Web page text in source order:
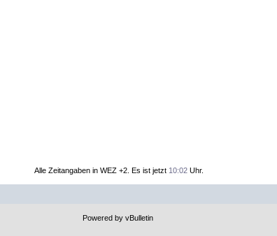
Alle Zeitangaben in WEZ +2. Es ist jetzt 10:02Uhr.
Powered by vBulletin